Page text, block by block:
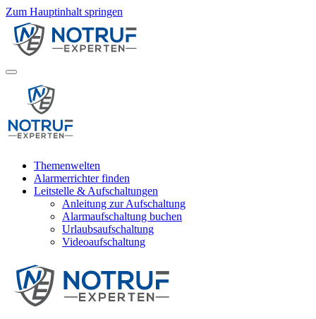
Zum Hauptinhalt springen
Themenwelten
Alarmerrichter finden
Leitstelle & Aufschaltungen
Anleitung zur Aufschaltung
Alarmaufschaltung buchen
Urlaubsaufschaltung
Videoaufschaltung